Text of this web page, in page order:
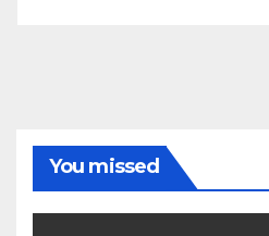
You missed